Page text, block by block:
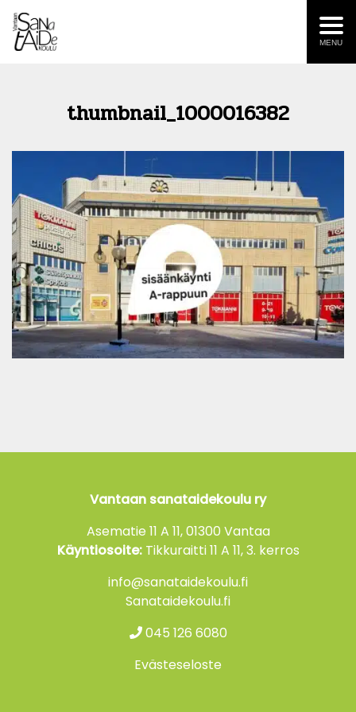
MENU
thumbnail_1000016382
Vantaan sanataidekoulu ry
Asematie 11 A 11, 01300 Vantaa
Käyntiosoite:Tikkuraitti 11 A 11, 3. kerros
info@sanataidekoulu.fi
Sanataidekoulu.fi
045 126 6080
Evästeseloste